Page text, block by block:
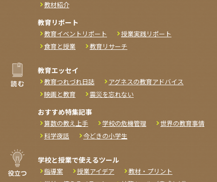
教材紹介
教育リポート
教育イベントリポート
授業実践リポート
食育と授業
教育リサーチ
教育エッセイ
教育つれづれ日誌
アグネスの教育アドバイス
映画と教育
震災を忘れない
おすすめ特集記事
算数の教え上手 学校の危機管理
世界の教育事情
科学夜話
今どきの小学生
学校と授業で使えるツール
指導案 授業アイデア
教材・プリント